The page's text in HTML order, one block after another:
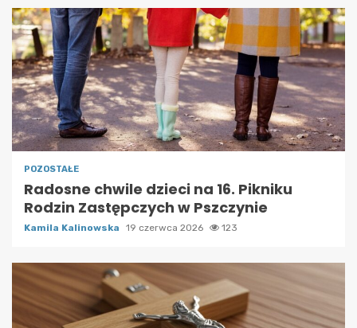
POZOSTAŁE
Radosne chwile dzieci na 16. Pikniku
Rodzin Zastępczych w Pszczynie
Kamila Kalinowska 19 czerwca 2026 123